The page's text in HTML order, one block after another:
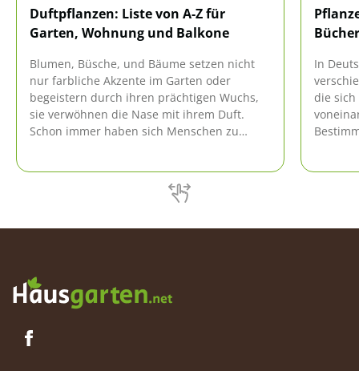
Duftpflanzen: Liste von A-Z für
Garten, Wohnung und Balkone
Blumen, Büsche, und Bäume setzen nicht
nur farbliche Akzente im Garten oder
begeistern durch ihren prächtigen Wuchs,
sie verwöhnen die Nase mit ihrem Duft.
Schon immer haben sich Menschen zu
In
die